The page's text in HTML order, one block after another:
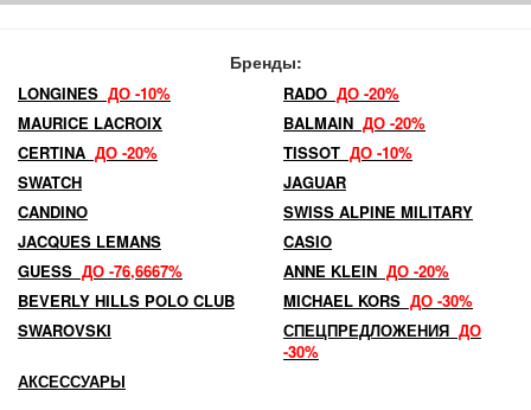
Бренды:
LONGINES ДО -10% RADO ДО -20%
MAURICE LACROIX
BALMAIN ДО -20%
CERTINA ДО -20% TISSOT ДО -10%
SWATCH
JAGUAR
CANDINO
SWISS ALPINE MILITARY
JACQUES LEMANS
CASIO
GUESS ДО -76,6667% ANNE KLEIN ДО -20%
BEVERLY HILLS POLO CLUB
MICHAEL KORS ДО -30%
SWAROVSKI
СПЕЦПРЕДЛОЖЕНИЯ ДО
-30%
АКСЕССУАРЫ